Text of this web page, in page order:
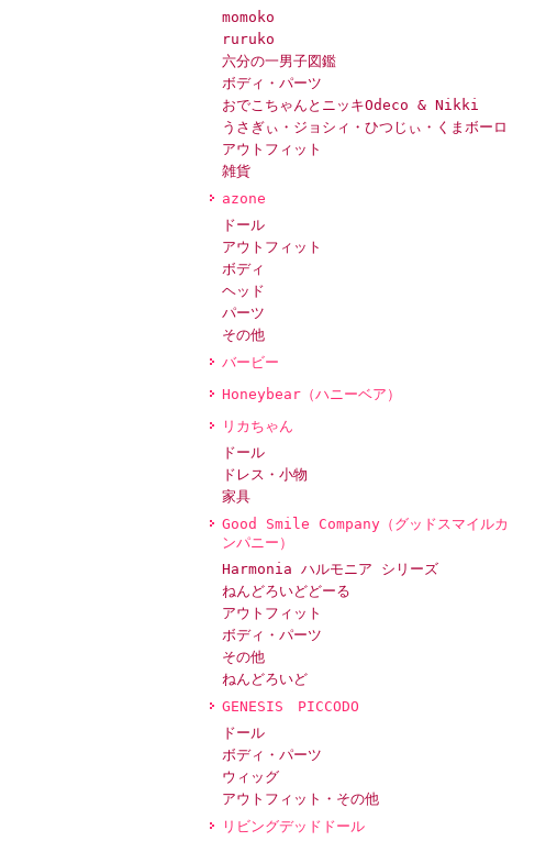
momoko
ruruko
六分の一男子図鑑
ボディ・パーツ
おでこちゃんとニッキOdeco & Nikki
うさぎぃ・ジョシィ・ひつじぃ・くまボーロ
アウトフィット
雑貨
azone
ドール
アウトフィット
ボディ
ヘッド
パーツ
その他
バービー
Honeybear（ハニーベア）
リカちゃん
ドール
ドレス・小物
家具
Good Smile Company（グッドスマイルカ
ンパニー）
Harmonia ハルモニア シリーズ
ねんどろいどどーる
アウトフィット
ボディ・パーツ
その他
ねんどろいど
GENESIS PICCODO
ドール
ボディ・パーツ
ウィッグ
アウトフィット・その他
リビングデッドドール